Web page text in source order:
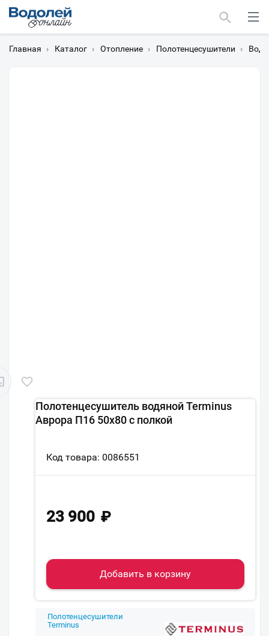
Главная › Каталог › Отопление › Полотенцесушители ›
Полотенцесушитель водяной Terminus
Аврора П16 50х80 с полкой
Код товара: 0086551
23 900 ₽
Добавить в корзину
Полотенцесушители
Terminus